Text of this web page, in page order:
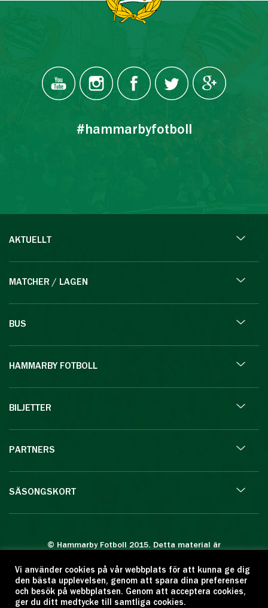
#hammarbyfotboll
AKTUELLT
MATCHER / LAGEN
BUS
HAMMARBY FOTBOLL
BILJETTER
PARTNERS
SÄSONGSKORT
© Hammarby Fotboll 2015. Detta material är
Eftertryck eller annan kopiering är förbjuden.
Citera oss gärna men ange källan:
www.hammarbyfotboll.se. Ansvarig utgivare:
Vi använder cookies på vår webbplats för att kunna ge dig
den bästa upplevelsen, genom att spara dina preferenser
och besök på webbplatsen. Genom att acceptera cookies,
ger du ditt medtycke till samtliga cookies.